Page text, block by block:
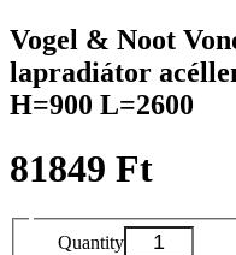
Vogel & Noot
lapradiátor
H=900 L=2600
81849 Ft
Quantity